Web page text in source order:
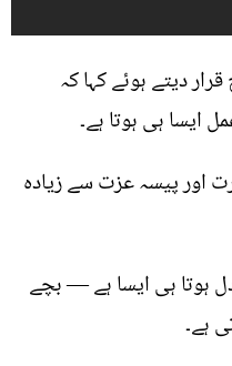
دیتے ہوئے کہا کہ
ایسا ہی ہوتا ہے۔
اور پیسہ عزت سے زیادہ
ہوتا ہی ایسا ہے — بچے
ہے۔